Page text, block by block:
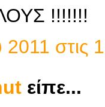
!!!!!!!
στις
είπε...